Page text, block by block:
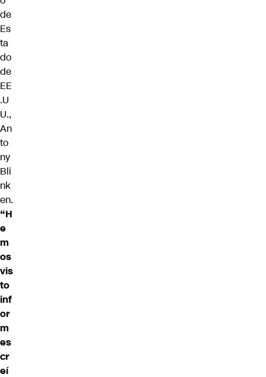
de
Es
ta
do
de
EE
.U
U.,
An
to
ny
Bli
nk
en.
“H
e
m
os
vis
to
inf
or
m
es
cr
eí